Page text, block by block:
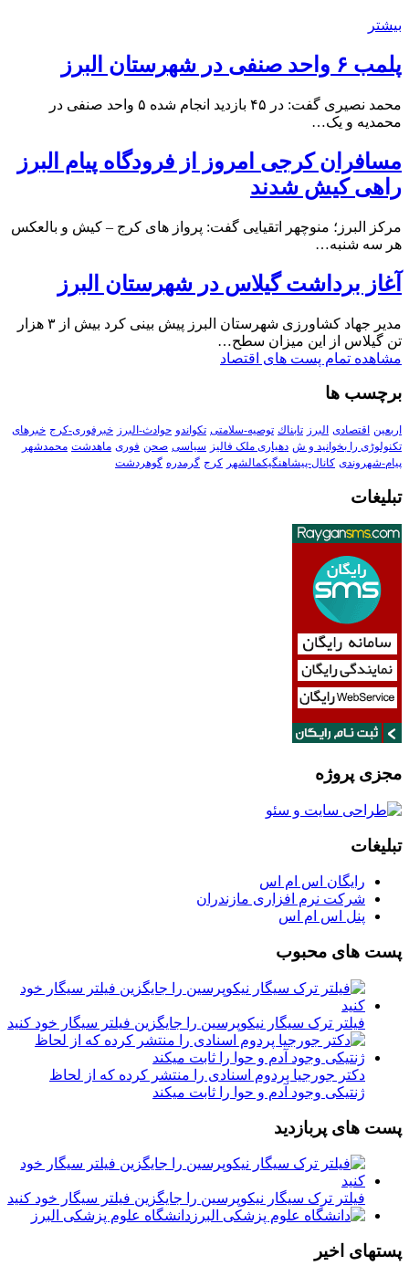
بیشتر
پلمب ۶ واحد صنفی در شهرستان البرز
محمد نصیری گفت: در ۴۵ بازدید انجام شده ۵ واحد صنفی در
محمدیه و یک…
مسافران کرجی امروز از فرودگاه پیام البرز
راهی کیش شدند
مرکز البرز؛ منوچهر اتقیایی گفت: پرواز های کرج – کیش و بالعکس
هر سه شنبه…
آغاز برداشت گیلاس در شهرستان البرز
مدیر جهاد کشاورزی شهرستان البرز پیش بینی کرد بیش از ۳ هزار
تن گیلاس از این میزان سطح…
مشاهده تمام پست های اقتصاد
برچسب ها
اربعین اقتصادی البرز تابناك توصیه-سلامتی تکواندو حوادث-البرز خبرفوری-کرج خبرهای
تکنولوڑی را بخوانید و ش دهیاری ملک فالیز سیاسی صحن فوری ماهدشت محمدشهر
پیام-شهروندی کانال-پیشاهنگیکمالشهر کرج گرمدره گوهردشت
تبلیغات
مجزی پروژه
تبلیغات
رایگان اس ام اس
شرکت نرم افزاری مازندران
پنل اس ام اس
پست های محبوب
فیلتر ترک سیگار نیکوپرسین را جایگزین فیلتر سیگار خود کنید
دکتر جورجیا پردوم اسنادی را منتشر کرده که از لحاظ
ژنتیکی وجود آدم و حوا را ثابت میکند
پست های پربازدید
فیلتر ترک سیگار نیکوپرسین را جایگزین فیلتر سیگار خود کنید
دانشگاه علوم پزشکی البرز
پستهای اخیر